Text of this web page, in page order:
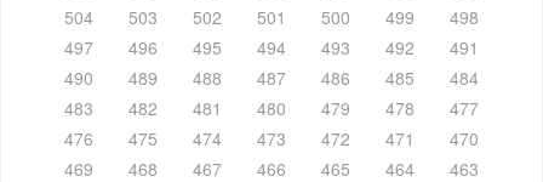
504
503 502 501 500 499
498
497
496 495 494 493 492
491
490
489 488 487 486 485
484
483
482 481 480 479 478
477
476
475 474 473 472 471
470
469
468 467 466 465 464
463